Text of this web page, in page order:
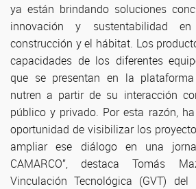
ya están brindando soluciones
innovación y sustentabilidad
construcción y el hábitat. Los
capacidades de los diferentes
que se presentan en la plataforma
nutren a partir de su interacción
público y privado. Por esta razón,
oportunidad de visibilizar los
ampliar ese diálogo en una
CAMARCO”, destaca Tomás
Vinculación Tecnológica (GVT) del